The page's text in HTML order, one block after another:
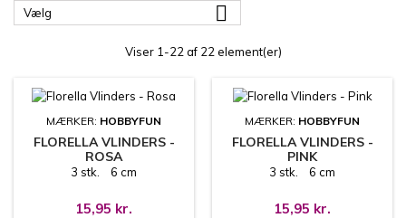
Vælg 
Viser 1-22 af 22 element(er)
MÆRKER: HOBBYFUN
FLORELLA VLINDERS -
ROSA
3 stk. 6 cm
15,95 kr.
MÆRKER: HOBBYFUN
FLORELLA VLINDERS -
PINK
3 stk. 6 cm
15,95 kr.